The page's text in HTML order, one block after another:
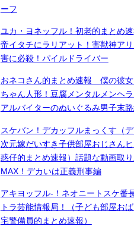
ーフ
ユカ・ヨネッフル！初老的まとめ
帝イタチにラリアット！害獣神ア
害に必殺！パイルドライバー
おネコさん的まとめ速報 僕の彼女
ちゃん人形！豆腐メンタルメンヘ
アルバイターのぬいぐるみ男子末
スケバン！デカッフルまっくす（
次元嫁だいすき子供部屋おじさん
惑仔的まとめ速報）話題な動画取
MAX！デカいは正義刑事編
アキヨッフル-！ネオニートスケ番
トラ芸能情報局！（子ども部屋お
宅警備員的まとめ速報）